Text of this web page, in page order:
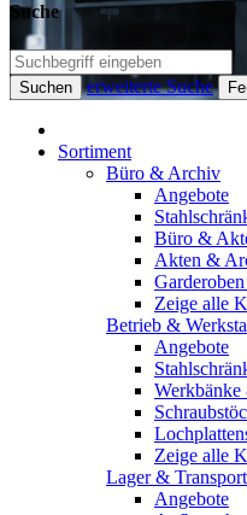
Suche
Suchen erweiterte Suche
Sortiment
Büro & Archiv
Angebote
Büro &
Akten &
Zeige alle
Betrieb &
Angebote
Zeige alle
Lager & Transport
Angebote